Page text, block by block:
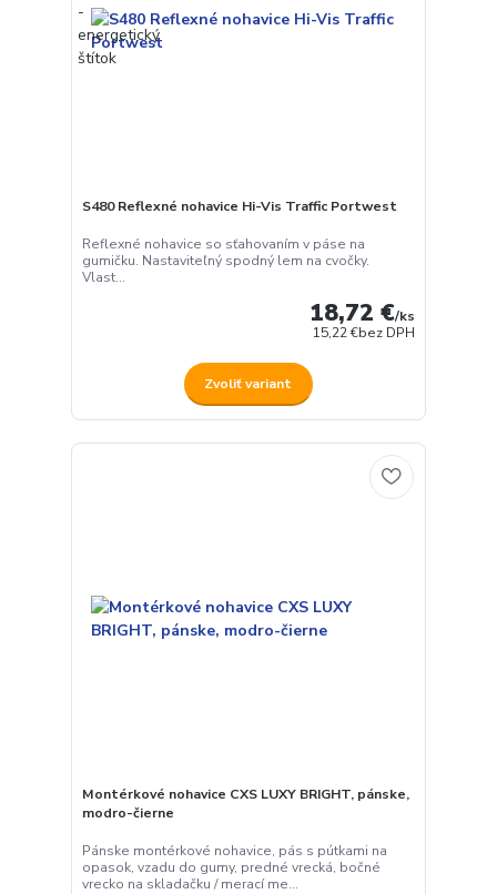
S480 Reflexné nohavice Hi-Vis Traffic Portwest
Reflexné nohavice so sťahovaním v páse na
gumičku. Nastaviteľný spodný lem na cvočky.
Vlast...
18,72 €/ks
15,22 €bez DPH
Zvoliť variant
Montérkové nohavice CXS LUXY BRIGHT, pánske,
modro-čierne
Pánske montérkové nohavice, pás s pútkami na
opasok, vzadu do gumy, predné vrecká, bočné
vrecko na skladačku / merací me...